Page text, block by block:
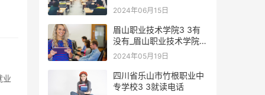
校0008全讯注册官网
2024年06月15日
眉山职业技术学院3 3有
没有_眉山职业技术学院3
3有本科吗
2024年05月19日
四川省乐山市竹根职业中
专学校3 3就读电话